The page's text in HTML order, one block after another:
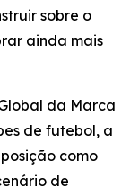
sobre o
ainda mais
da Marca
de futebol, a
como
de